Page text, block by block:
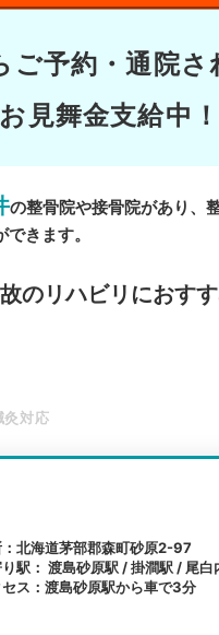
ご予約・通院
見舞金支給中！
の整骨院や接骨院があり、
きます。
のリハビリにおす
灸対応
北海道茅部郡森町砂原2-97
駅： 渡島砂原駅 / 掛澗駅 / 尾白
セス：渡島砂原駅から車で3分